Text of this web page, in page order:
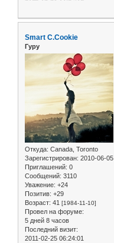
Smart C.Cookie
Гуру
Откуда: Canada, Toronto
Зарегистрирован: 2010-06-05
Приглашений: 0
Сообщений: 3110
Уважение: +24
Позитив: +29
Возраст: 41 [1984-11-10]
Провел на форуме:
5 дней 8 часов
Последний визит:
2011-02-25 06:24:01